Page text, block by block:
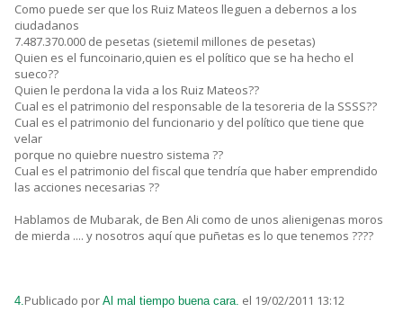
Como puede ser que los Ruiz Mateos lleguen a debernos a los
ciudadanos
7.487.370.000 de pesetas (sietemil millones de pesetas)
Quien es el funcoinario,quien es el político que se ha hecho el
sueco??
Quien le perdona la vida a los Ruiz Mateos??
Cual es el patrimonio del responsable de la tesoreria de la SSSS??
Cual es el patrimonio del funcionario y del político que tiene que
velar
porque no quiebre nuestro sistema ??
Cual es el patrimonio del fiscal que tendría que haber emprendido
las acciones necesarias ??
Hablamos de Mubarak, de Ben Ali como de unos alienigenas moros
de mierda .... y nosotros aquí que puñetas es lo que tenemos ????
4.Publicado por Al mal tiempo buena cara. el 19/02/2011 13:12